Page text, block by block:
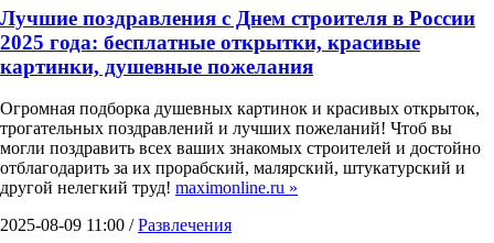
Лучшие поздравления с Днем строителя в России
2025 года: бесплатные открытки, красивые
картинки, душевные пожелания
Огромная подборка душевных картинок и красивых открыток,
трогательных поздравлений и лучших пожеланий! Чтоб вы
могли поздравить всех ваших знакомых строителей и достойно
отблагодарить за их прорабский, малярский, штукатурский и
другой нелегкий труд! maximonline.ru »
2025-08-09 11:00 /Развлечения